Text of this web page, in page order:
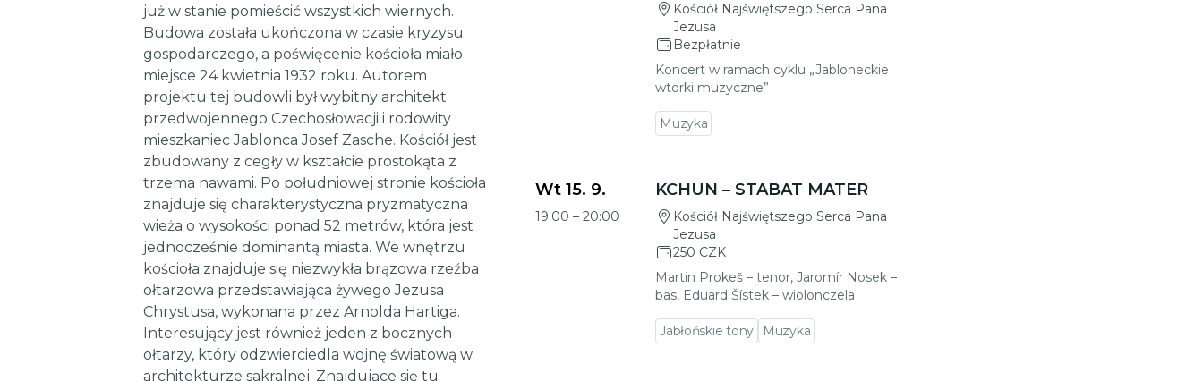
już w stanie pomieścić wszystkich wiernych.
Budowa została ukończona w czasie kryzysu
gospodarczego, a poświęcenie kościoła miało
miejsce 24 kwietnia 1932 roku. Autorem
projektu tej budowli był wybitny architekt
przedwojennego Czechosłowacji i rodowity
mieszkaniec Jablonca Josef Zasche. Kościół jest
zbudowany z cegły w kształcie prostokąta z
trzema nawami. Po południowej stronie kościoła
znajduje się charakterystyczna pryzmatyczna
wieża o wysokości ponad 52 metrów, która jest
jednocześnie dominantą miasta. We wnętrzu
kościoła znajduje się niezwykła brązowa rzeźba
ołtarzowa przedstawiająca żywego Jezusa
Chrystusa, wykonana przez Arnolda Hartiga.
Interesujący jest również jeden z bocznych
ołtarzy, który odzwierciedla wojnę światową w
architekturze sakralnej. Znajdujące się tu
Kościół Najświętszego Serca Pana
Jezusa
Bezpłatnie
Koncert w ramach cyklu „Jabloneckie
wtorki muzyczne”
Muzyka
Wt 15. 9.
19:00 – 20:00
KCHUN – STABAT MATER
Kościół Najświętszego Serca Pana
Jezusa
250 CZK
Martin Prokeš – tenor, Jaromír Nosek –
bas, Eduard Šístek – wiolonczela
Jabłońskie tony Muzyka